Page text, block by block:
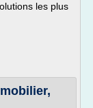
les plus